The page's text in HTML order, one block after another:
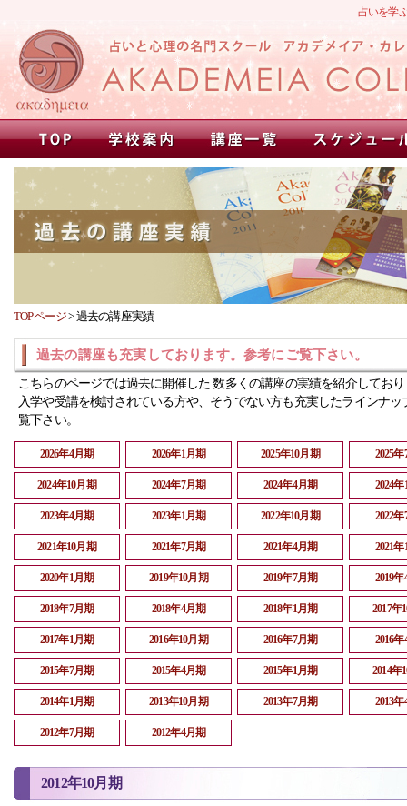
占いを学
TOPページ>過去の講座実績
過去の講座も充実しております。参考にご覧下さい。
こちらのページでは過去に開催した 数多くの講座の実績を紹介してお
入学や受講を検討されている方や、そうでない方も充実したラインナッ
覧下さい。
2026年4月期 2026年1月期 2025年10月期 2025
2024年10月期 2024年7月期 2024年4月期 2024
2023年4月期 2023年1月期 2022年10月期 2022
2021年10月期 2021年7月期 2021年4月期 2021
2020年1月期 2019年10月期 2019年7月期 2019
2018年7月期 2018年4月期 2018年1月期 2017年
2017年1月期 2016年10月期 2016年7月期 2016
2015年7月期 2015年4月期 2015年1月期 2014年
2014年1月期 2013年10月期 2013年7月期 2013
2012年7月期 2012年4月期
2012年10月期